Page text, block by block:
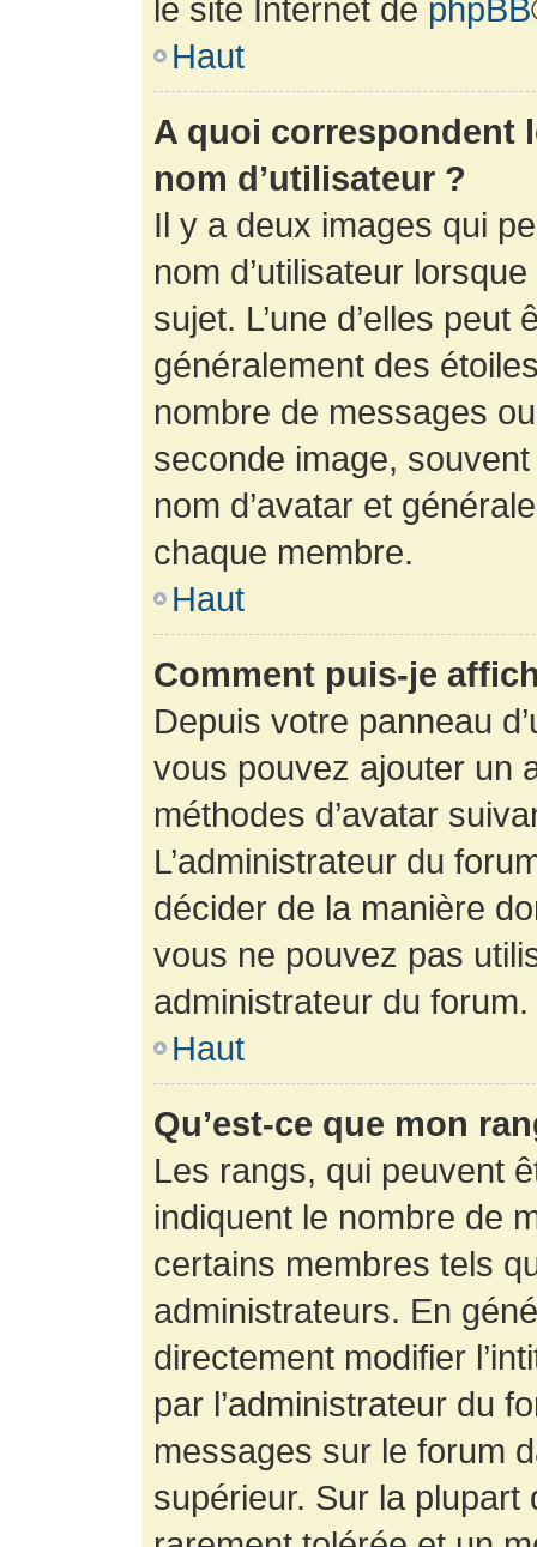
le site Internet de phpBB
Haut
A quoi correspondent
nom d’utilisateur ?
Il y a deux images qui
nom d’utilisateur
sujet. L’une d’elles
généralement des
nombre de messages
seconde image,
nom d’avatar et
chaque membre.
Haut
Comment puis-je
Depuis votre panneau
vous pouvez ajouter un
méthodes d’avatar
L’administrateur du
décider de la manière
vous ne pouvez pas
administrateur du forum.
Haut
Qu’est-ce que mon
Les rangs, qui peuvent
indiquent le nombre de
certains membres tels
administrateurs. En
directement modifier
par l’administrateur du
messages sur le forum
supérieur. Sur la